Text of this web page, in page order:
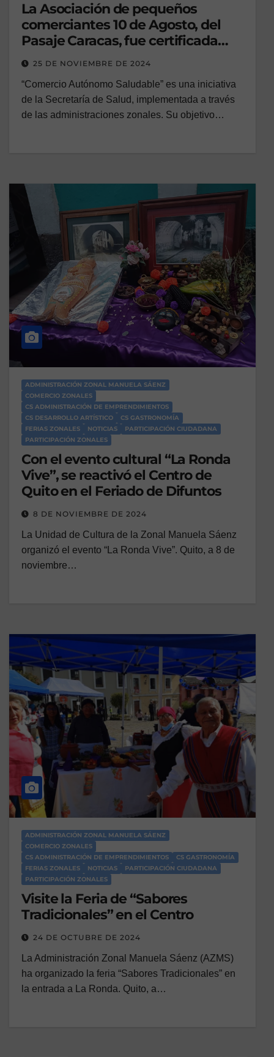
La Asociación de pequeños
comerciantes 10 de Agosto, del
Pasaje Caracas, fue certificada
como “Comercio Autónomo
Saludable”
25 DE NOVIEMBRE DE 2024
“Comercio Autónomo Saludable” es una iniciativa
de la Secretaría de Salud, implementada a través
de las administraciones zonales. Su objetivo…
ADMINISTRACIÓN ZONAL MANUELA SÁENZ
COMERCIO ZONALES
CS ADMINISTRACIÓN DE EMPRENDIMIENTOS
CS DESARROLLO ARTÍSTICO
CS GASTRONOMÍA
FERIAS ZONALES
NOTICIAS
PARTICIPACIÓN CIUDADANA
PARTICIPACIÓN ZONALES
Con el evento cultural “La Ronda
Vive”, se reactivó el Centro de
Quito en el Feriado de Difuntos
8 DE NOVIEMBRE DE 2024
La Unidad de Cultura de la Zonal Manuela Sáenz
organizó el evento “La Ronda Vive”. Quito, a 8 de
noviembre…
ADMINISTRACIÓN ZONAL MANUELA SÁENZ
COMERCIO ZONALES
CS ADMINISTRACIÓN DE EMPRENDIMIENTOS
CS GASTRONOMÍA
FERIAS ZONALES
NOTICIAS
PARTICIPACIÓN CIUDADANA
PARTICIPACIÓN ZONALES
Visite la Feria de “Sabores
Tradicionales” en el Centro
24 DE OCTUBRE DE 2024
La Administración Zonal Manuela Sáenz (AZMS)
ha organizado la feria “Sabores Tradicionales” en
la entrada a La Ronda. Quito, a…